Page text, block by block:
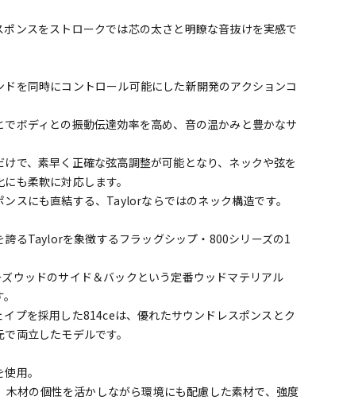
ンスをストロークでは芯の太さと明瞭な音抜けを実感で
を同時にコントロール可能にした新開発のアクションコ
ボディとの振動伝達効率を高め、音の温かみと豊かなサ
で、素早く正確な弦高調整が可能となり、ネックや弦を
も柔軟に対応します。
スにも直結する、Taylorならではのネック構造です。
るTaylorを象徴するフラッグシップ・800シリーズの1
ウッドのサイド＆バックという定番ウッドマテリアル
プを採用した814ceは、優れたサウンドレスポンスとク
両立したモデルです。
用。
材の個性を活かしながら環境にも配慮した素材で、強度